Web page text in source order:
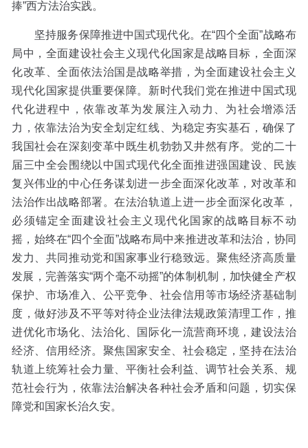
捧”西方法治实践。
坚持服务保障推进中国式现代化。在“四个全面”战略布
局中，全面建设社会主义现代化国家是战略目标，全面深
化改革、全面依法治国是战略举措，为全面建设社会主义
现代化国家提供重要保障。新时代我们党在推进中国式现
代化进程中，依靠改革为发展注入动力、为社会增添活
力，依靠法治为安全划定红线、为稳定夯实基石，确保了
我国社会在深刻变革中既生机勃勃又井然有序。党的二十
届三中全会围绕以中国式现代化全面推进强国建设、民族
复兴伟业的中心任务谋划进一步全面深化改革，对改革和
法治作出战略部署。在法治轨道上进一步全面深化改革，
必须锚定全面建设社会主义现代化国家的战略目标不动
摇，始终在“四个全面”战略布局中来推进改革和法治，协同
发力、共同推动党和国家事业行稳致远。聚焦经济高质量
发展，完善落实“两个毫不动摇”的体制机制，加快健全产权
保护、市场准入、公平竞争、社会信用等市场经济基础制
度，做好涉及不平等对待企业法律法规政策清理工作，推
进优化市场化、法治化、国际化一流营商环境，建设法治
经济、信用经济。聚焦国家安全、社会稳定，坚持在法治
轨道上统筹社会力量、平衡社会利益、调节社会关系、规
范社会行为，依靠法治解决各种社会矛盾和问题，切实保
障党和国家长治久安。